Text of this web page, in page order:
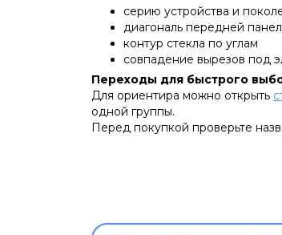
серию устройства и
диагональ передней
контур стекла по углам
совпадение вырезов под
Переходы для быстрого
Для ориентира можно открыть
одной группы.
Перед покупкой проверьте